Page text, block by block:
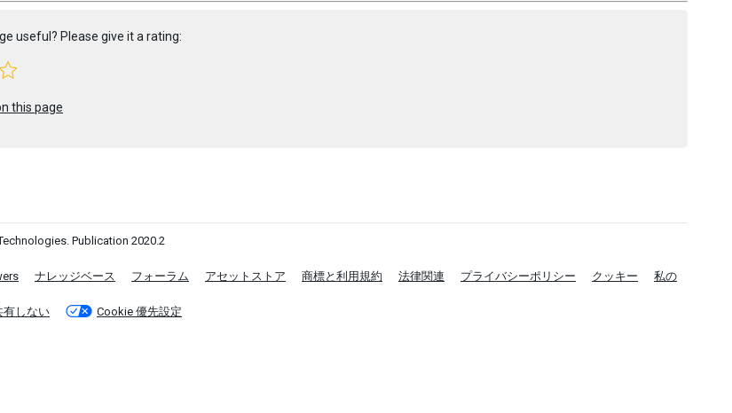
useful? Please give it a rating:
this page
Publication 2020.2
ナレッジベース フォーラム アセットストア 商標と利用規約 法律関連 プライバシーポリシー クッキー 私の
有しない Cookie 優先設定